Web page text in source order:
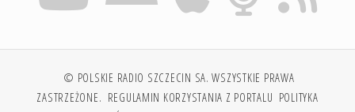
© POLSKIE RADIO SZCZECIN SA. WSZYSTKIE PRAWA
ZASTRZEŻONE. REGULAMIN KORZYSTANIA Z PORTALU POLITYKA